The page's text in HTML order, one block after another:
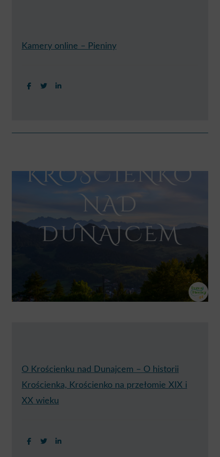
Kamery online – Pieniny
O Krościenku nad Dunajcem – O historii
Krościenka, Krościenko na przełomie XIX i
XX wieku